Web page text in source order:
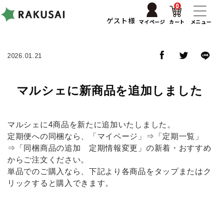
ゲスト様 マイページ カート
0
メニュー
2026.01.21
マルシェに新商品を追加しました
マルシェに4商品を新たに追加いたしました。
定期便への同梱なら、「マイページ」⇒「定期一覧」
⇒「同梱商品の追加 定期情報変更」の新着・おすすめ
からご注文ください。
単品でのご購入なら、下記より各商品をタップまたはク
リックすると購入できます。